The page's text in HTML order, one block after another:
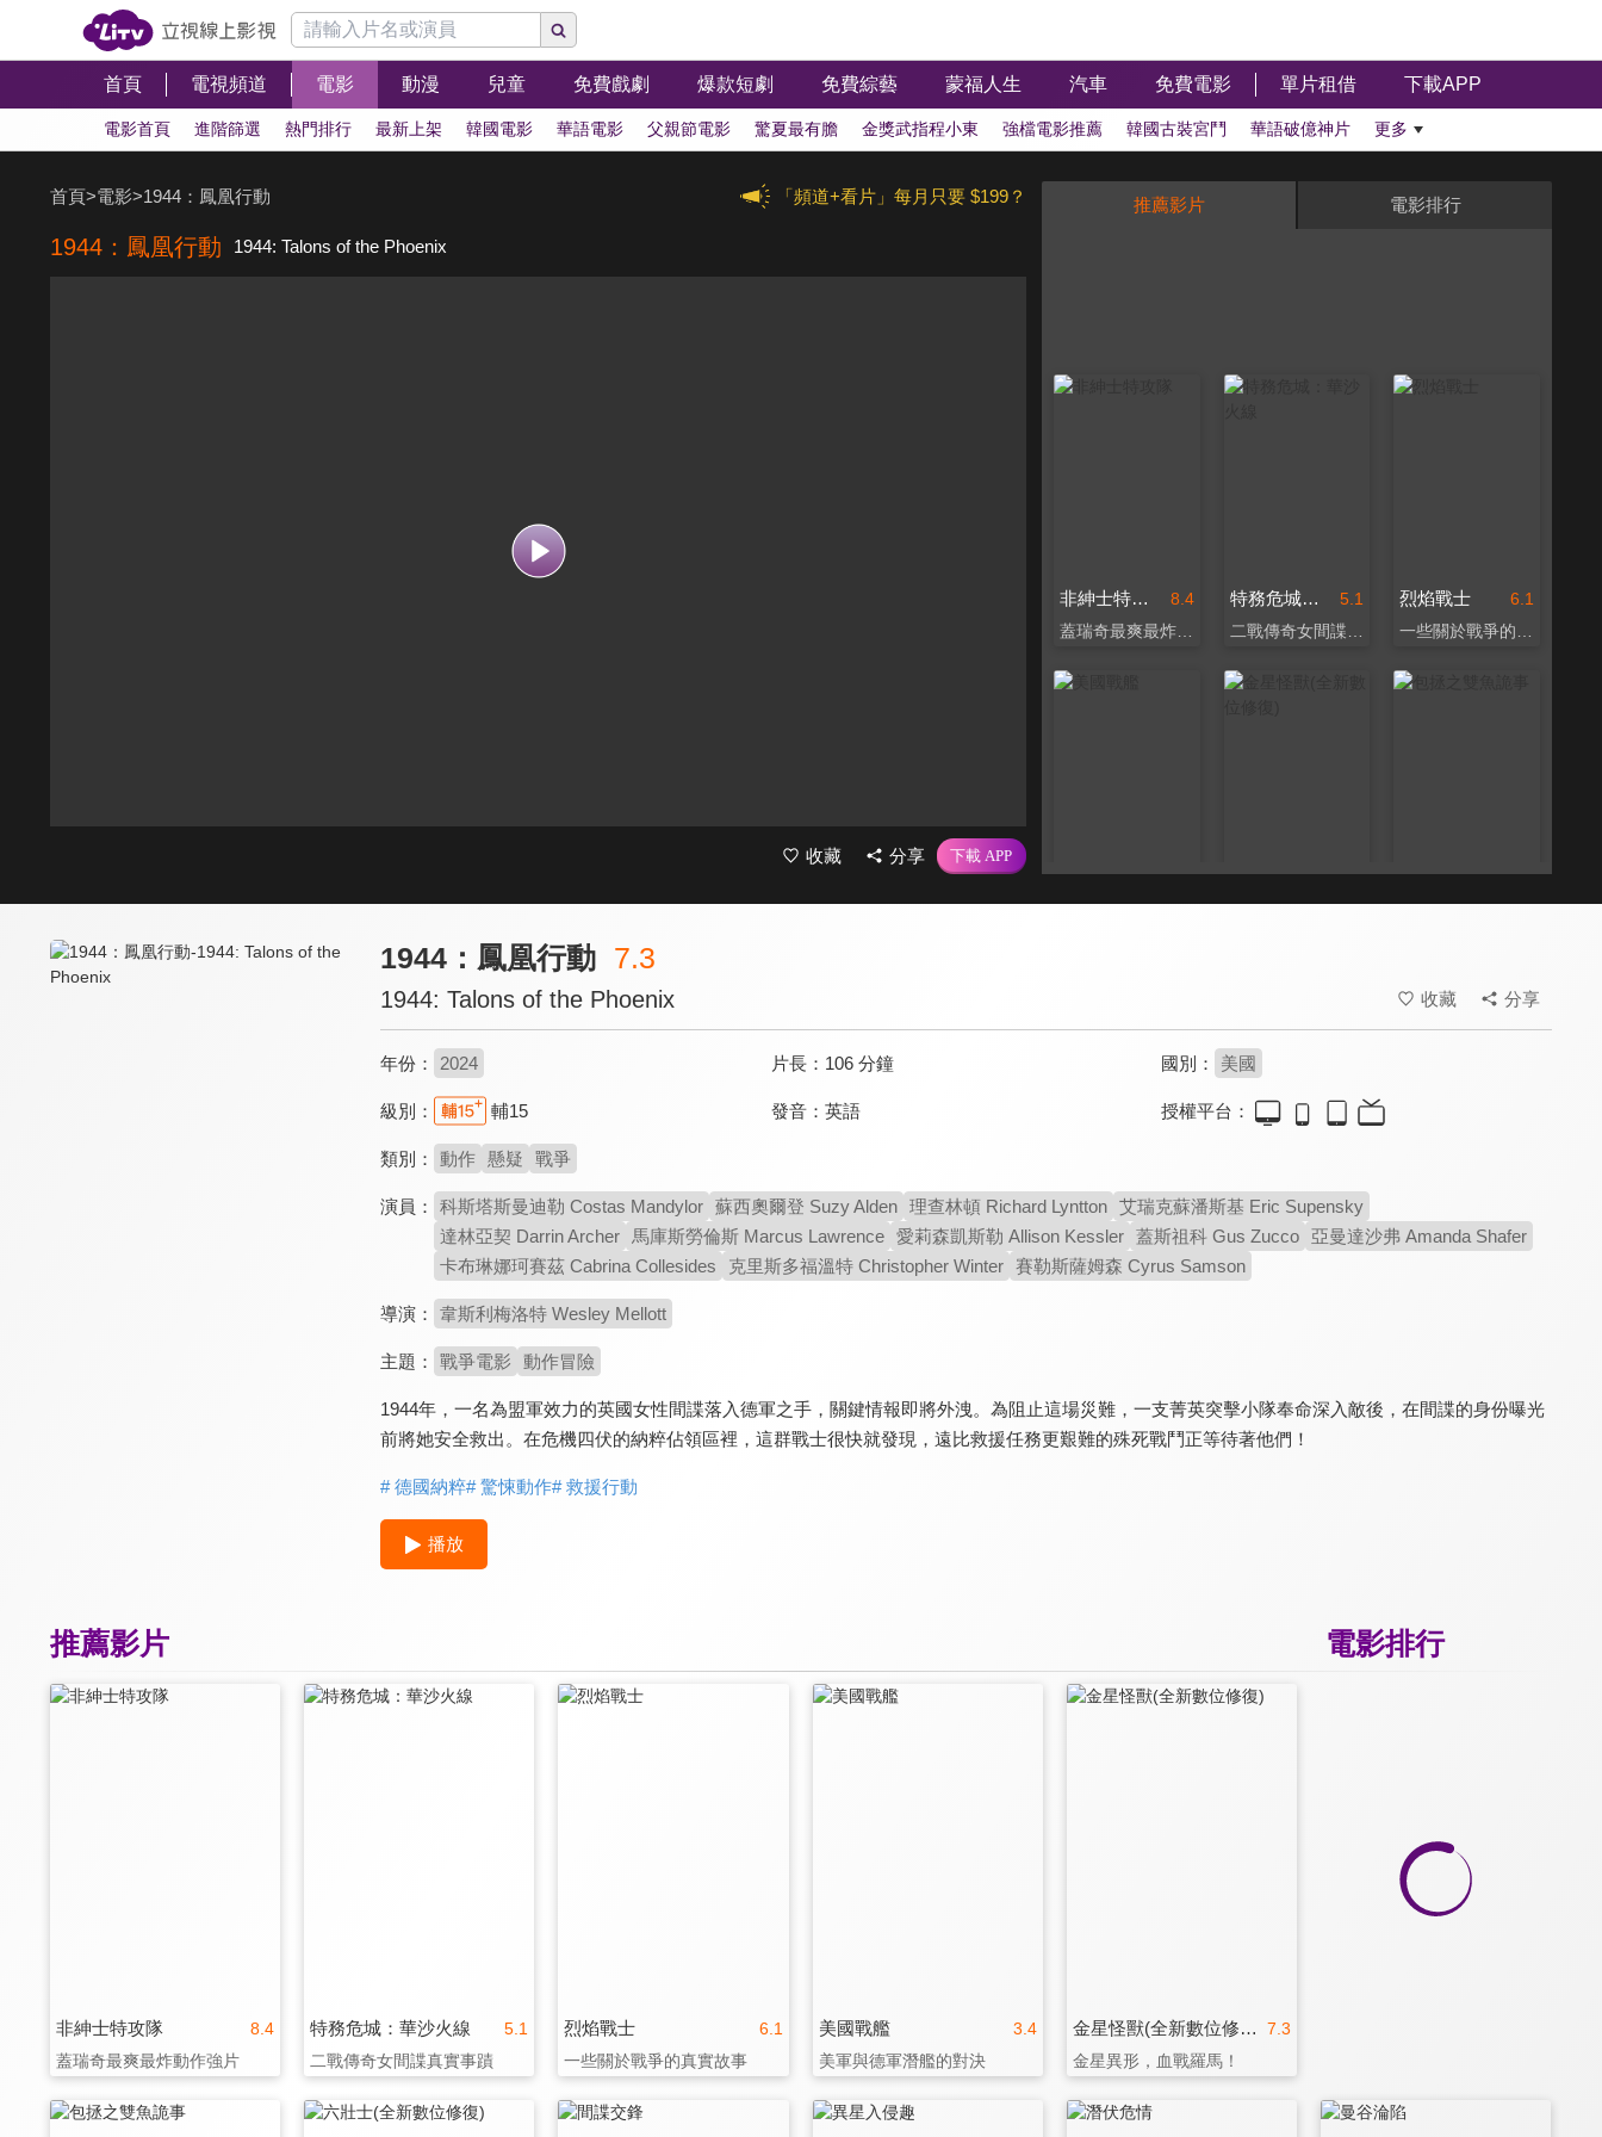
首頁 電視頻道 電影 動漫 兒童 免費戲劇 爆款短劇 免費綜藝 蒙福人生 汽車 免費電影 單片租借 下載APP
電影首頁 進階篩選 熱門排行 最新上架 韓國電影 華語電影 父親節電影 驚夏最有膽 金獎武指程小東 強檔電影推薦 韓國古裝宮鬥 華語破億神片 更多
「頻道+看片」每月只要 $199？
首頁>電影>1944：鳳凰行動
1944：鳳凰行動 1944: Talons of the Phoenix
收藏 分享
推薦影片 電影排行
8.4
非紳士特攻隊
蓋瑞奇最爽最炸動作強片
5.1
特務危城：華沙火線
二戰傳奇女間諜真實事蹟
6.1
烈焰戰士
一些關於戰爭的真實故事
8.6
六壯士(全新數位修復)
二戰敢死隊經典
7.0
間諜交鋒
《全面攻佔》男星主演 沒有最瘋，只有更瘋！
1944：鳳凰行動 7.3
1944: Talons of the Phoenix 收藏 分享
年份： 2024 片長： 106 分鐘 國別： 美國
級別： 輔15 發音： 英語 授權平台：
類別： 動作 懸疑 戰爭
演員： 科斯塔斯曼迪勒 Costas Mandylor 蘇西奧爾登 Suzy Alden 理查林頓 Richard Lyntton 艾瑞克蘇潘斯基 Eric Supensky
達林亞契 Darrin Archer
馬庫斯勞倫斯 Marcus Lawrence 愛莉森凱斯勒 Allison Kessler 蓋斯祖科 Gus Zucco 亞曼達沙弗 Amanda Shafer
卡布琳娜珂賽茲 Cabrina Collesides
克里斯多福溫特 Christopher Winter 賽勒斯薩姆森 Cyrus Samson
導演： 韋斯利梅洛特 Wesley Mellott
主題： 戰爭電影 動作冒險
1944年，一名為盟軍效力的英國女性間諜落入德軍之手，關鍵情報即將外洩。為阻止這場災難，一支菁英突擊小隊奉命深入敵後，在間諜的身份曝光
前將她安全救出。在危機四伏的納粹佔領區裡，這群戰士很快就發現，遠比救援任務更艱難的殊死戰鬥正等待著他們！
# 德國納粹# 驚悚動作# 救援行動
播放
電影排行
推薦影片
8.4
非紳士特攻隊
蓋瑞奇最爽最炸動作強片
5.1
特務危城：華沙火線
二戰傳奇女間諜真實事蹟
6.1
烈焰戰士
一些關於戰爭的真實故事
3.4
美國戰艦
美軍與德軍潛艦的對決
7.3
金星怪獸(全新數位修復)
金星異形，血戰羅馬！